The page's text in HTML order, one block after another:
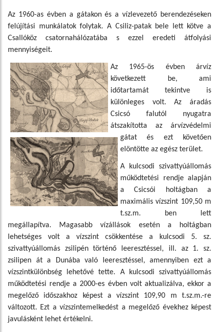
Az 1960-as évben a gátakon és a vízlevezető berendezéseken
felújítási munkálatok folytak. A Csiliz-patak bele lett kötve a
Csallóköz csatornahálózatába s ezzel eredeti átfolyási
mennyiségeit.
Az 1965-ös évben árvíz
következett be, ami
időtartamát tekintve is
különleges volt. Az áradás
Csicsó falutól nyugatra
átszakította az árvízvédelmi
gátat és ezt követően
elöntötte az egész terület.
A kulcsodi szivattyúállomás
működtetési rendje alapján
a Csicsói holtágban a
maximális vízszint 109,50 m
t.sz.m. ben lett
megállapítva. Magasabb vízállások esetén a holtágban
lehetséges volt a vízszint csökkentése a kulcsodi 5. sz.
szivattyúállomás zsilipén történő leeresztéssel, ill. az 1. sz.
zsilipen át a Dunába való leeresztéssel, amennyiben ezt a
vízszintkülönbség lehetővé tette. A kulcsodi szivattyúállomás
működtetési rendje a 2000-es évben volt aktualizálva, ekkor a
megelőző időszakhoz képest a vízszint 109,90 m t.sz.m.-re
változott. Ezt a vízszintemelkedést a megelőző évekhez képest
javulásként lehet értékelni.